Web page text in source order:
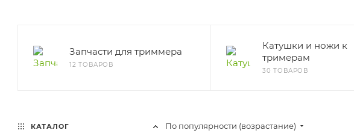
Запчасти для триммера
12 ТОВАРОВ
Катушки и ножи к
тримерам
30 ТОВАРОВ
По популярности (возрастание)
КАТАЛОГ